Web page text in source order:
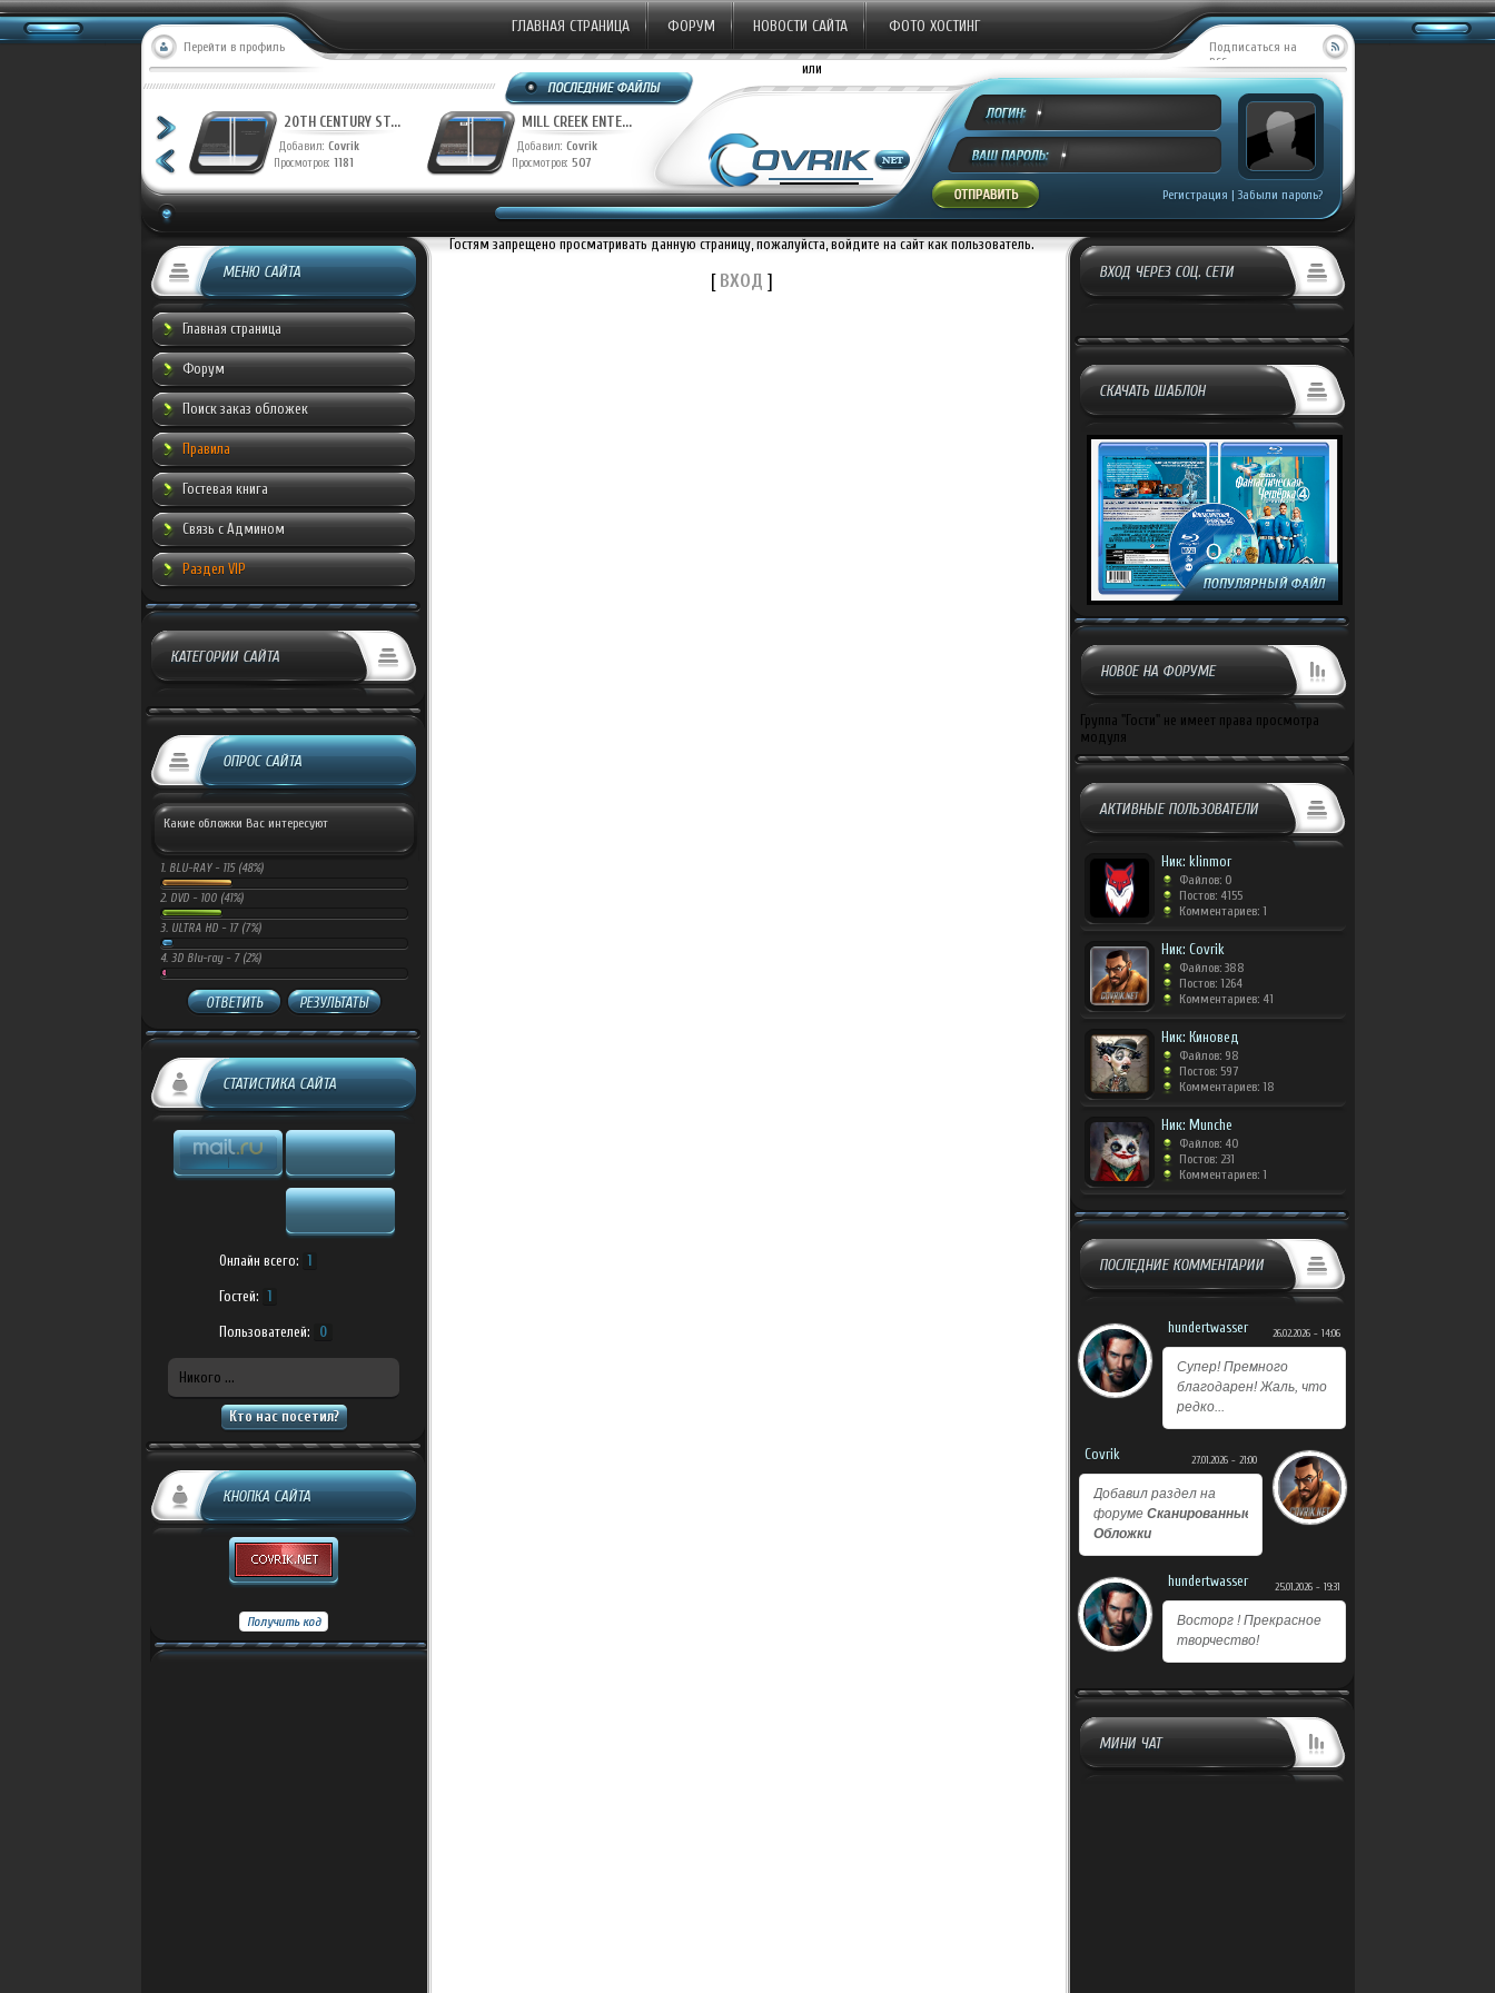
Перейти в профиль
ГЛАВНАЯ СТРАНИЦА ФОРУМ НОВОСТИ САЙТА ФОТО ХОСТИНГ
Подписаться на
RSS
20TH CENTURY ST... 20TH CENTURY ST...
Добавил: Covrik
Просмотров: 1181
MILL CREEK ENTE...
Добавил: Covrik
Просмотров: 507
Регистрация | Забыли пароль?
или
МЕНЮ САЙТА
Главная страница
Форум
Поиск заказ обложек
Правила
Гостевая книга
Связь с Админом
Раздел VIP
КАТЕГОРИИ САЙТА
ОПРОС САЙТА
Какие обложки Вас интересуют
1. BLU-RAY - 115 (48%)
2. DVD - 100 (41%)
3. ULTRA HD - 17 (7%)
4. 3D Blu-ray - 7 (2%)
ОТВЕТИТЬ РЕЗУЛЬТАТЫ
СТАТИСТИКА САЙТА
Онлайн всего: 1
Гостей: 1
Пользователей: 0
Никого ...
Кто нас посетил?
КНОПКА САЙТА
Гостям запрещено просматривать данную страницу, пожалуйста, войдите на сайт как пользователь.
[ВХОД ] ВХОД ЧЕРЕЗ СОЦ. СЕТИ
СКАЧАТЬ ШАБЛОН
НОВОЕ НА ФОРУМЕ
Группа "Гости" не имеет права просмотра
модуля
АКТИВНЫЕ ПОЛЬЗОВАТЕЛИ
Ник: klinmor
Файлов: 0
Постов: 4155
Комментариев: 1
Ник: Covrik
Файлов: 388
Постов: 1264
Комментариев: 41
Ник: Киновед
Файлов: 98
Постов: 597
Комментариев: 18
Ник: Munche
Файлов: 40
Постов: 231
Комментариев: 1
ПОСЛЕДНИЕ КОММЕНТАРИИ
hundertwasser 26.02.2026 - 14:06
Супер! Премного
благодарен! Жаль, что
редко...
Covrik 27.01.2026 - 21:00
Добавил раздел на
форуме Сканированные
Обложки
hundertwasser 25.01.2026 - 19:31
Восторг ! Прекрасное
творчество!
МИНИ ЧАТ